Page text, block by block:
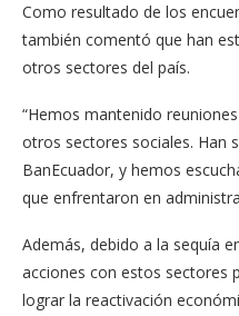
Como resultado de los
también comentó que han
otros sectores del país.
“Hemos mantenido
otros sectores sociales. Han
BanEcuador, y hemos
que enfrentaron en
Además, debido a la sequía
acciones con estos sectores
lograr la reactivación